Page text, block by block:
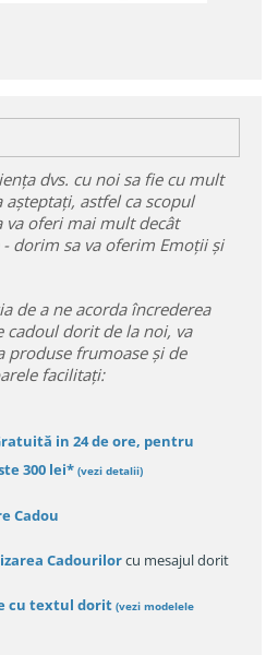
dvs. cu noi sa fie cu mult
așteptați, astfel ca scopul
va oferi mai mult decât
dorim sa va oferim Emoții și
de a ne acorda încrederea
cadoul dorit de la noi, va
produse frumoase și de
facilitați:
in 24 de ore, pentru
300 lei* (vezi detalii)
Cadou
Cadourilorcu mesajul dorit
cu textul dorit (vezi modelele